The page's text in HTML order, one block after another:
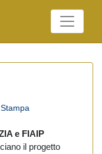
Italiana
e FIAIP
il progetto